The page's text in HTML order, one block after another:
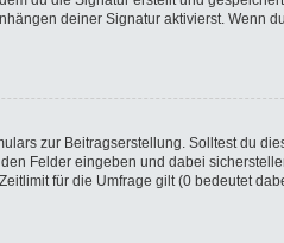
deiner Signatur aktivierst. Wenn
zur Beitragserstellung. Solltest du
Felder eingeben und dabei
für die Umfrage gilt (0 bedeutet